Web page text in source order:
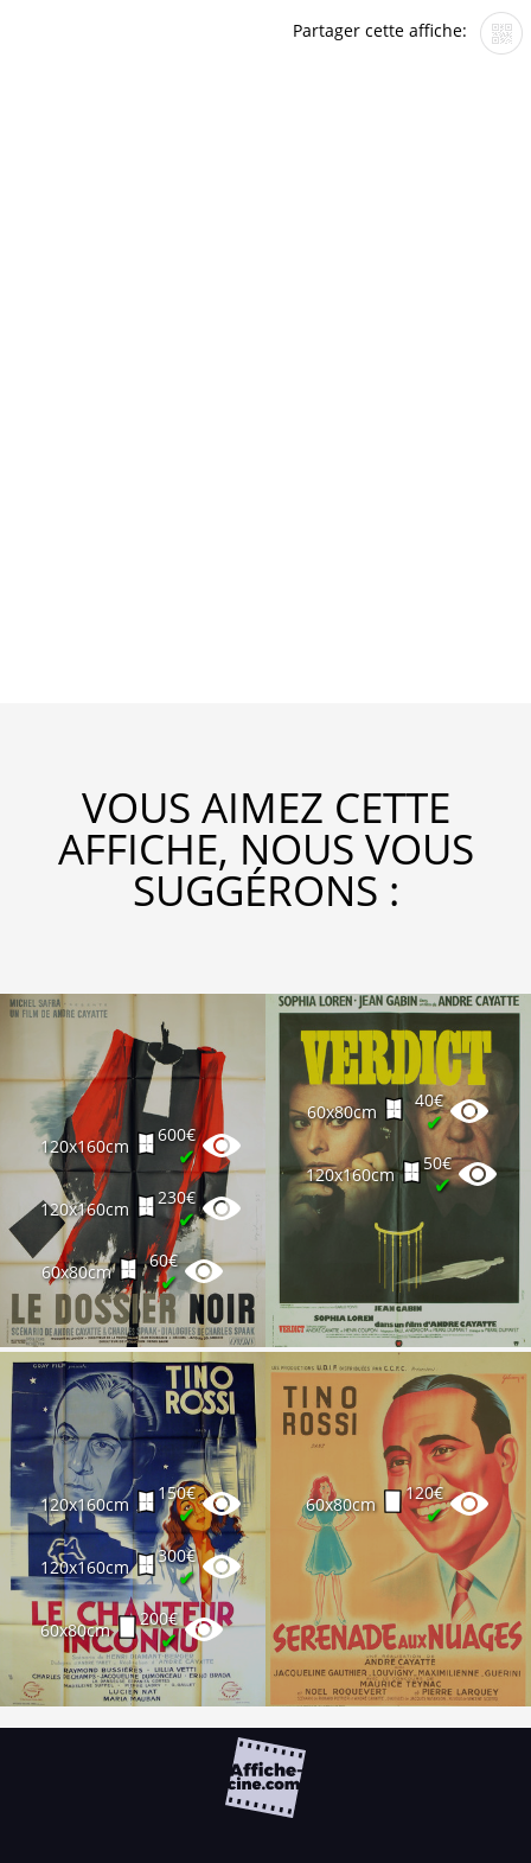
Partager cette affiche:
VOUS AIMEZ CETTE
AFFICHE, NOUS VOUS
SUGGÉRONS :
120x160cm
600€
✔
120x160cm
230€
✔
60x80cm
60€
✔
60x80cm
40€
✔
120x160cm
50€
✔
120x160cm
150€
✔
120x160cm
300€
✔
60x80cm
200€
✔
60x80cm
120€
✔